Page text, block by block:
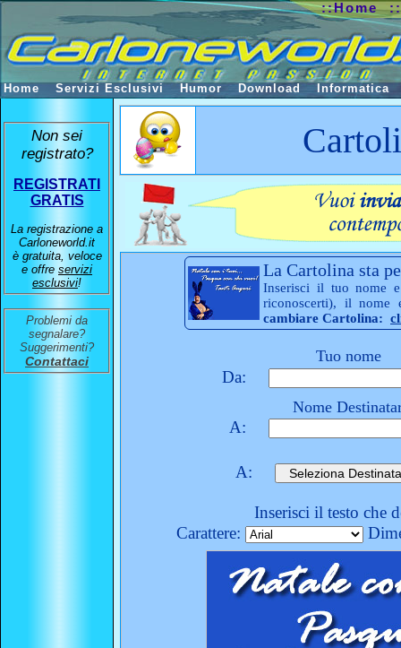
La Cartolina sta
Inserisci il tuo nome
riconoscerti), il
cambiare Cartolina:
Tuo nome
Da:
Nome
A:
A:
Inserisci il testo che
Carattere:
Non sei
registrato?
REGISTRATI
GRATIS
La registrazione a
Carloneworld.it
è gratuita, veloce
e offre servizi
esclusivi!
Problemi da
segnalare?
Suggerimenti?
Contattaci
::Home
Home Servizi Esclusivi Humor Download Informatica